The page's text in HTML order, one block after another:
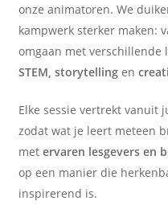
onze animatoren. We
kampwerk sterker maken:
omgaan met verschillende
STEM, storytelling en
Elke sessie vertrekt vanuit
zodat wat je leert meteen
met ervaren lesgevers en
op een manier die
inspirerend is.